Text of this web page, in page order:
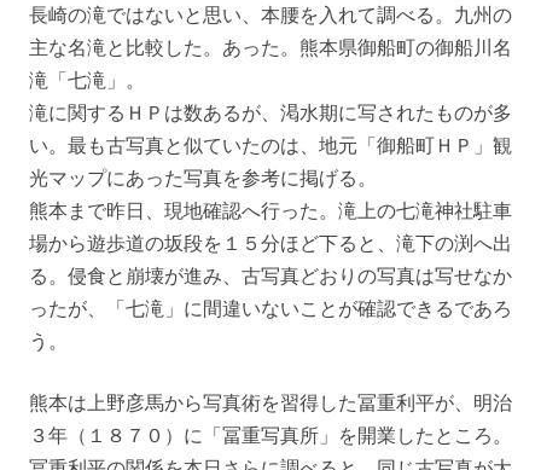
長崎の滝ではないと思い、本腰を入れて調べる。九州の
主な名滝と比較した。あった。熊本県御船町の御船川名
滝「七滝」。
滝に関するＨＰは数あるが、渇水期に写されたものが多
い。最も古写真と似ていたのは、地元「御船町ＨＰ」観
光マップにあった写真を参考に掲げる。
熊本まで昨日、現地確認へ行った。滝上の七滝神社駐車
場から遊歩道の坂段を１５分ほど下ると、滝下の渕へ出
る。侵食と崩壊が進み、古写真どおりの写真は写せなか
ったが、「七滝」に間違いないことが確認できるであろ
う。
熊本は上野彦馬から写真術を習得した冨重利平が、明治
３年（１８７０）に「冨重写真所」を開業したところ。